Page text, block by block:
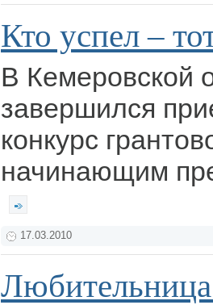
Кто успел –
В Кемеровской
завершился
конкурс
начинающим
17.03.2010
Любительница